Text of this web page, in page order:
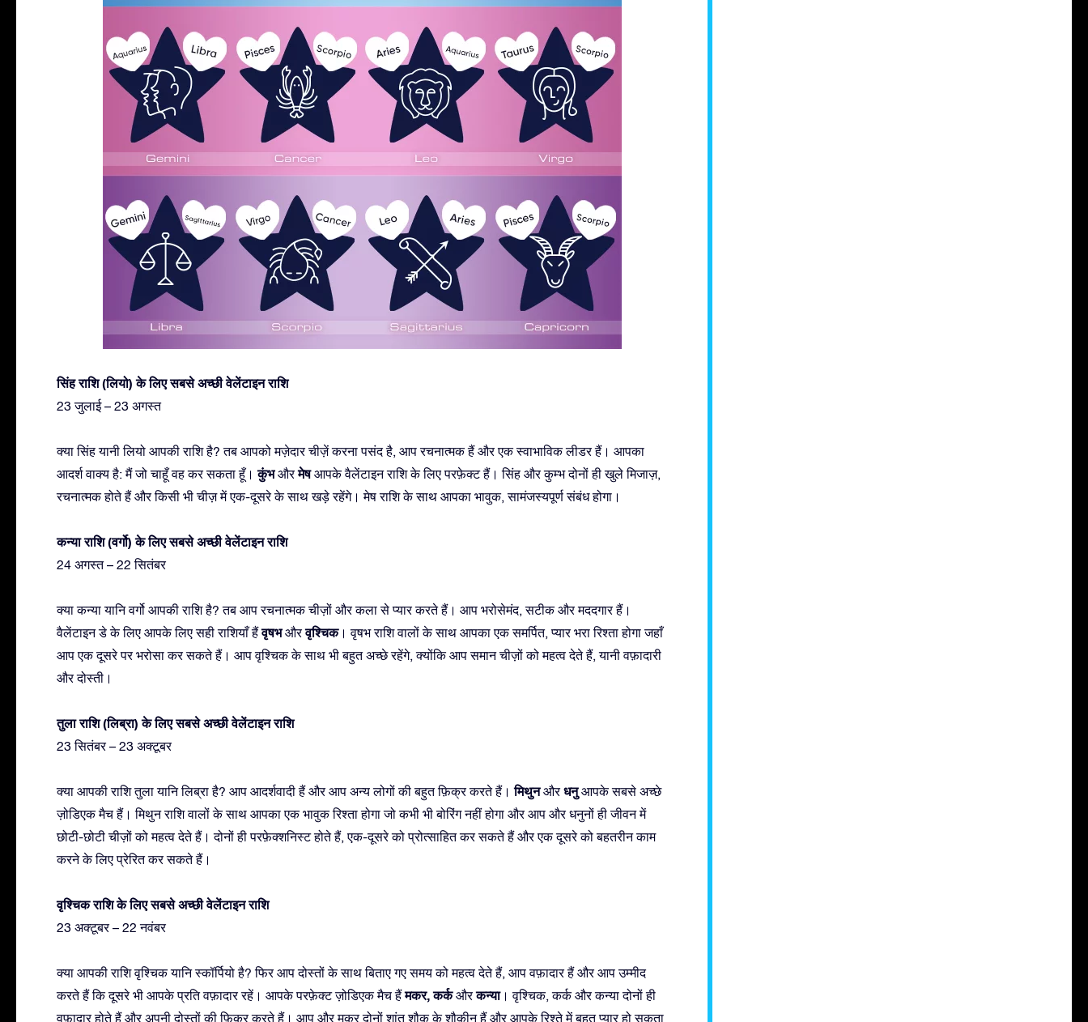
सिंह राशि (लियो) के लिए सबसे अच्छी वेलेंटाइन राशि
23 जुलाई – 23 अगस्त
क्या सिंह यानी लियो आपकी राशि है? तब आपको मज़ेदार चीज़ें करना पसंद है, आप रचनात्मक हैं और एक स्वाभाविक लीडर हैं। आपका
आदर्श वाक्य है: मैं जो चाहूँ वह कर सकता हूँ।कुंभऔरमेषआपके वैलेंटाइन राशि के लिए परफ़ेक्ट हैं। सिंह और कुम्भ दोनों ही खुले मिजाज़,
रचनात्मक होते हैं और किसी भी चीज़ में एक-दूसरे के साथ खड़े रहेंगे। मेष राशि के साथ आपका भावुक, सामंजस्यपूर्ण संबंध होगा।
कन्या राशि (वर्गो) के लिए सबसे अच्छी वेलेंटाइन राशि
24 अगस्त – 22 सितंबर
क्या कन्या यानि वर्गो आपकी राशि है? तब आप रचनात्मक चीज़ों और कला से प्यार करते हैं। आप भरोसेमंद, सटीक और मददगार हैं।
वैलेंटाइन डे के लिए आपके लिए सही राशियाँ हैंवृषभऔरवृश्चिक। वृषभ राशि वालों के साथ आपका एक समर्पित, प्यार भरा रिश्ता होगा जहाँ
आप एक दूसरे पर भरोसा कर सकते हैं। आप वृश्चिक के साथ भी बहुत अच्छे रहेंगे, क्योंकि आप समान चीज़ों को महत्व देते हैं, यानी वफ़ादारी
और दोस्ती।
तुला राशि (लिब्रा) के लिए सबसे अच्छी वेलेंटाइन राशि
23 सितंबर – 23 अक्टूबर
क्या आपकी राशि तुला यानि लिब्रा है? आप आदर्शवादी हैं और आप अन्य लोगों की बहुत फ़िक्र करते हैं।मिथुनऔरधनुआपके सबसे अच्छे
ज़ोडिएक मैच हैं। मिथुन राशि वालों के साथ आपका एक भावुक रिश्ता होगा जो कभी भी बोरिंग नहीं होगा और आप और धनुनों ही जीवन में
छोटी-छोटी चीज़ों को महत्व देते हैं। दोनों ही परफ़ेक्शनिस्ट होते हैं, एक-दूसरे को प्रोत्साहित कर सकते हैं और एक दूसरे को बहतरीन काम
करने के लिए प्रेरित कर सकते हैं।
वृश्चिक राशि के लिए सबसे अच्छी वेलेंटाइन राशि
23 अक्टूबर – 22 नवंबर
क्या आपकी राशि वृश्चिक यानि स्कॉर्पियो है? फिर आप दोस्तों के साथ बिताए गए समय को महत्व देते हैं, आप वफ़ादार हैं और आप उम्मीद
करते हैं कि दूसरे भी आपके प्रति वफ़ादार रहें। आपके परफ़ेक्ट ज़ोडिएक मैच हैंमकर, कर्कऔरकन्या। वृश्चिक, कर्क और कन्या दोनों ही
वफ़ादार होते हैं और अपनी दोस्तों की फ़िक्र करते हैं। आप और मकर दोनों शांत शौक़ के शौक़ीन हैं और आपके रिश्ते में बहुत प्यार हो सकता